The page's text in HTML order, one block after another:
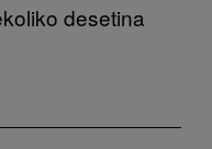
desetina